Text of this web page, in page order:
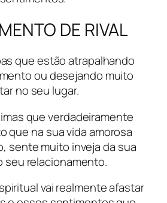
DE RIVAL
que estão atrapalhando
ou desejando muito
no seu lugar.
que verdadeiramente
que na sua vida amorosa
sente muito inveja da sua
seu relacionamento.
vai realmente afastar